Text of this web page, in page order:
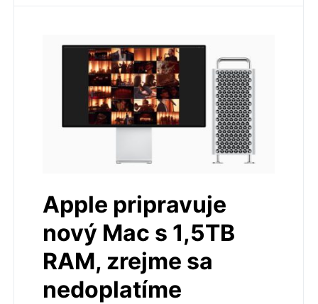
Apple pripravuje
nový Mac s 1,5TB
RAM, zrejme sa
nedoplatíme